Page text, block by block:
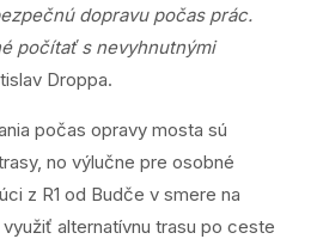
dopravu počas prác.
počítať s nevyhnutnými
Droppa.
počas opravy mosta sú
no výlučne pre osobné
z R1 od Budče v smere na
alternatívnu trasu po ceste